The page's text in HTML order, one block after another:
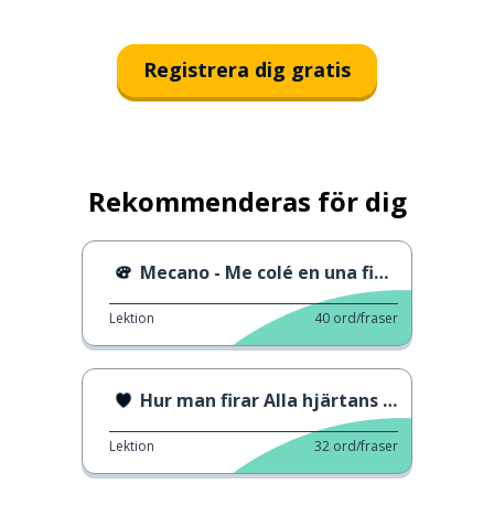
Registrera dig gratis
Rekommenderas för dig
Mecano - Me colé en una fiesta
Lektion 40 ord/fraser
Hur man firar Alla hjärtans dag i Spanien
Lektion 32 ord/fraser